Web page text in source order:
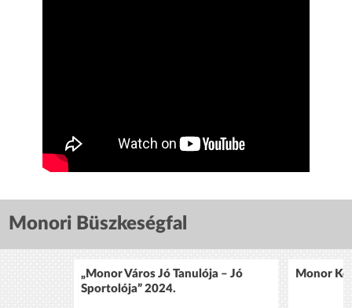
Monori Büszkeségfal
„Monor Város Jó Tanulója – Jó
Sportolója” 2024.
Monor